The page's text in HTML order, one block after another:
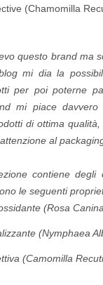
(Chamomilla
questo brand ma
mi dia la
per poi poterne
mi piace davvero
di ottima
al
contiene degli
le seguenti
(Rosa
(Nymphaea
(Camomilla